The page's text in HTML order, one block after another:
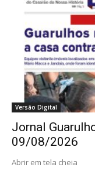
Versão Digital
Jornal
09/08/2026
Abrir em tela cheia